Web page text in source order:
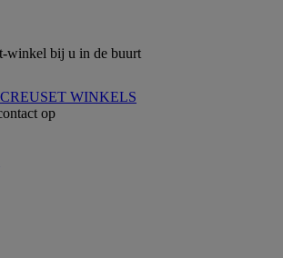
winkel bij u in de buurt
WINKELS
op